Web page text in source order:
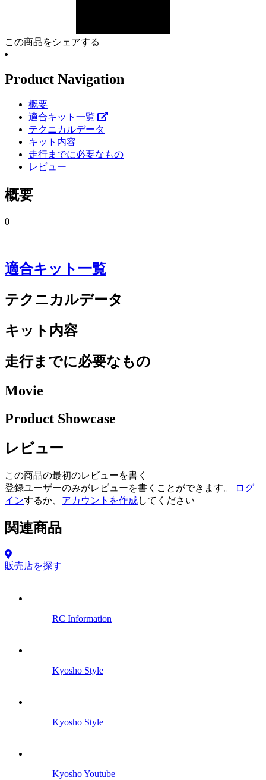
この商品をシェアする
Product Navigation
概要
適合キット一覧
テクニカルデータ
キット内容
走行までに必要なもの
レビュー
概要
0
適合キット一覧
テクニカルデータ
キット内容
走行までに必要なもの
Movie
Product Showcase
レビュー
この商品の最初のレビューを書く
登録ユーザーのみがレビューを書くことができます。
ログ
インするか、 アカウントを作成してください
関連商品
販売店を探す
RC Information
Kyosho Style
Kyosho Style
Kyosho Youtube